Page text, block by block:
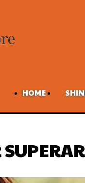
HOME